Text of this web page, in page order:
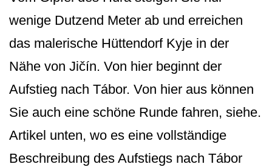
wenige Dutzend Meter ab und erreichen
das malerische Hüttendorf Kyje in der
Nähe von Jičín. Von hier beginnt der
Aufstieg nach Tábor. Von hier aus können
Sie auch eine schöne Runde fahren, siehe.
Artikel unten, wo es eine vollständige
Beschreibung des Aufstiegs nach Tábor